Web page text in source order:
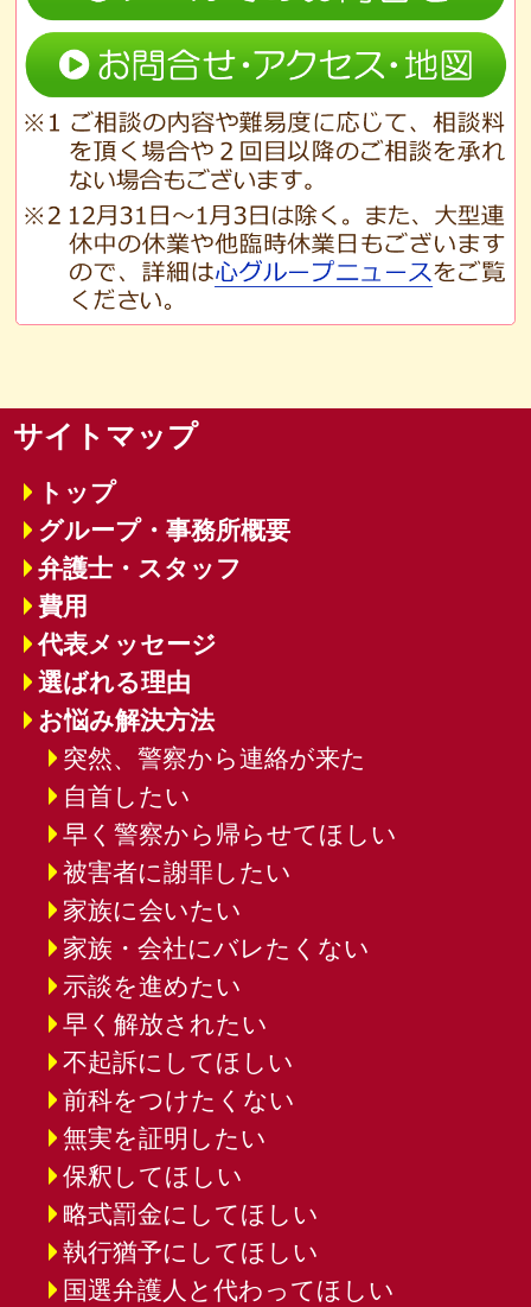
サイトマップ
トップ
グループ・事務所概要
弁護士・スタッフ
費用
代表メッセージ
選ばれる理由
お悩み解決方法
突然、警察から連絡が来た
自首したい
早く警察から帰らせてほしい
被害者に謝罪したい
家族に会いたい
家族・会社にバレたくない
示談を進めたい
早く解放されたい
不起訴にしてほしい
前科をつけたくない
無実を証明したい
保釈してほしい
略式罰金にしてほしい
執行猶予にしてほしい
国選弁護人と代わってほしい